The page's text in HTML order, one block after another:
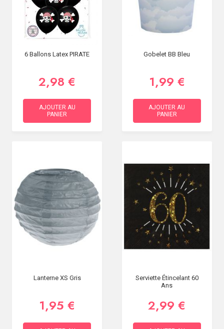
6 Ballons Latex PIRATE
2,98 €
AJOUTER AU
PANIER
Gobelet BB Bleu
1,99 €
AJOUTER AU
PANIER
Lanterne XS Gris
1,95 €
Serviette Étincelant 60
Ans
2,99 €